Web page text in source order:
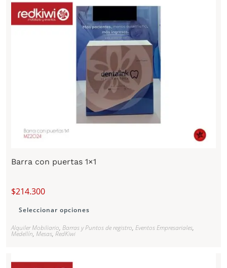
Barra con puertas 1×1
$214.300
Seleccionar opciones
Alquiler Mobiliario,Barras y Puntos de registro,Eventos Empresariales,
Medellín,Mesas,RedKiwi